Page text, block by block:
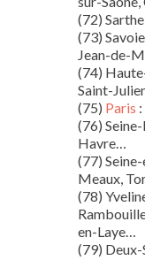
(72)
(73)
Jean-de-
(74)
Saint-
(75) Paris
(76)
Havre…
(77)
Meaux,
(78)
en-Laye…
(79)